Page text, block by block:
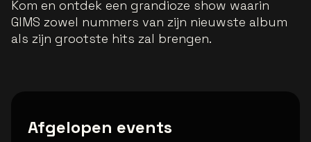
Kom en ontdek een grandioze show waarin
GIMS zowel nummers van zijn nieuwste album
als zijn grootste hits zal brengen.
Afgelopen events